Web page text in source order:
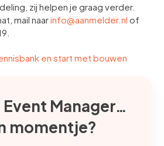
zij helpen je graag verder.
mail naarinfo@aanmelder.nl of
en start met bouwen
Manager…
momentje?